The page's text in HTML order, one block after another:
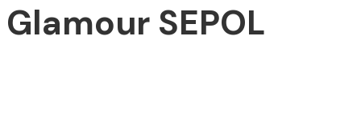
Glamour SEPOL